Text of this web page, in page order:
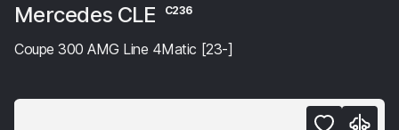
Mercedes CLE C236
Coupe 300 AMG Line 4Matic [23-]